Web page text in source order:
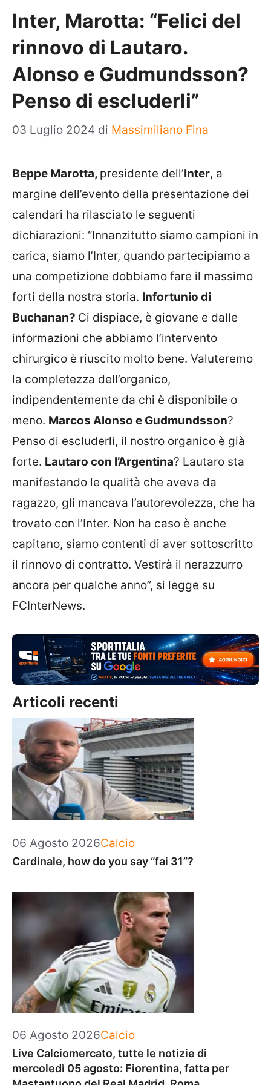
Inter, Marotta: “Felici del
rinnovo di Lautaro.
Alonso e Gudmundsson?
Penso di escluderli”
03 Luglio 2024 di Massimiliano Fina
Beppe Marotta, presidente dell’Inter, a
margine dell’evento della presentazione dei
calendari ha rilasciato le seguenti
dichiarazioni: “Innanzitutto siamo campioni in
carica, siamo l’Inter, quando partecipiamo a
una competizione dobbiamo fare il massimo
forti della nostra storia. Infortunio di
Buchanan? Ci dispiace, è giovane e dalle
informazioni che abbiamo l’intervento
chirurgico è riuscito molto bene. Valuteremo
la completezza dell’organico,
indipendentemente da chi è disponibile o
meno. Marcos Alonso e Gudmundsson?
Penso di escluderli, il nostro organico è già
forte. Lautaro con l’Argentina? Lautaro sta
manifestando le qualità che aveva da
ragazzo, gli mancava l’autorevolezza, che ha
trovato con l’Inter. Non ha caso è anche
capitano, siamo contenti di aver sottoscritto
il rinnovo di contratto. Vestirà il nerazzurro
ancora per qualche anno”, si legge su
FCInterNews.
Articoli recenti
06 Agosto 2026Categorie
Calcio
Cardinale, how do you say “fai 31”?
06 Agosto 2026Categorie
Calcio
Live Calciomercato, tutte le notizie di
mercoledì 05 agosto: Fiorentina, fatta per